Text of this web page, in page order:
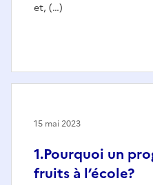
et, (…)
1.Pourquoi un
fruits à l’école?
15 mai 2023